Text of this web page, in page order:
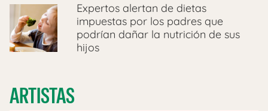
Expertos alertan de dietas
impuestas por los padres que
podrían dañar la nutrición de sus
hijos
ARTISTAS